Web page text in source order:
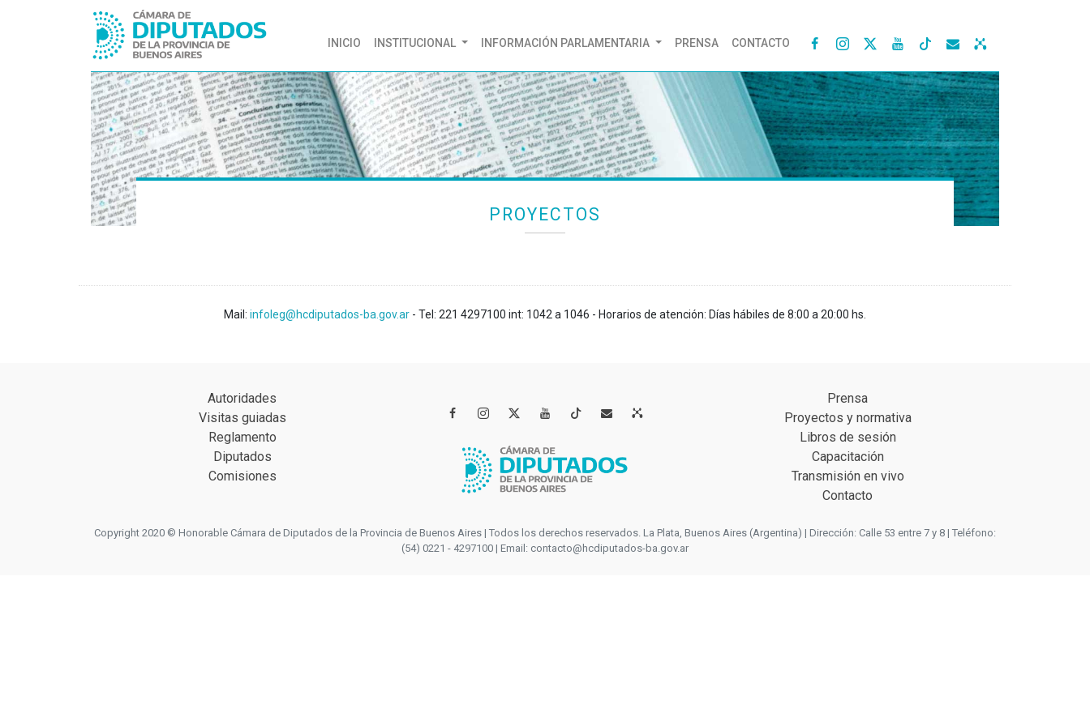
INICIO (CURRENT)
INSTITUCIONAL INFORMACIÓN PARLAMENTARIA PRENSA CONTACTO    
PROYECTOS
Mail: infoleg@hcdiputados-ba.gov.ar - Tel: 221 4297100 int: 1042 a 1046 - Horarios de atención: Días hábiles de 8:00 a 20:00 hs.
Autoridades
Visitas guiadas
Reglamento
Diputados
Comisiones
   
Prensa
Proyectos y normativa
Libros de sesión
Capacitación
Transmisión en vivo
Contacto
Copyright 2020 © Honorable Cámara de Diputados de la Provincia de Buenos Aires | Todos los derechos reservados. La Plata, Buenos Aires (Argentina) | Dirección: Calle 53 entre 7 y 8 | Teléfono:
(54) 0221 - 4297100 | Email: contacto@hcdiputados-ba.gov.ar